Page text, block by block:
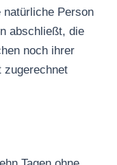
natürliche Person
abschließt, die
noch ihrer
zugerechnet